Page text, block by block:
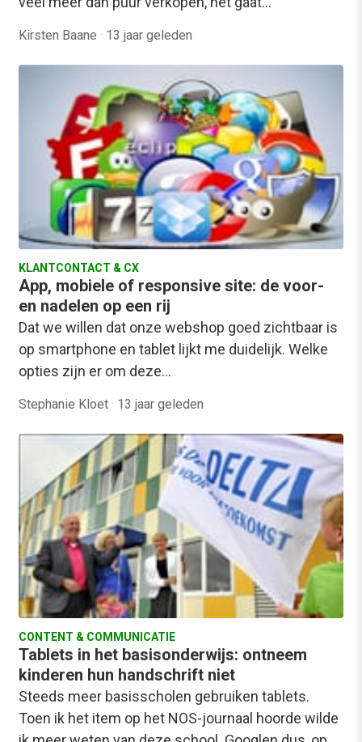
Kirsten Baane · 13 jaar geleden
KLANTCONTACT & CX
App, mobiele of responsive site: de voor-
en nadelen op een rij
Dat we willen dat onze webshop goed zichtbaar is
op smartphone en tablet lijkt me duidelijk. Welke
opties zijn er om deze…
Stephanie Kloet · 13 jaar geleden
CONTENT & COMMUNICATIE
Tablets in het basisonderwijs: ontneem
kinderen hun handschrift niet
Steeds meer basisscholen gebruiken tablets.
Toen ik het item op het NOS-journaal hoorde wilde